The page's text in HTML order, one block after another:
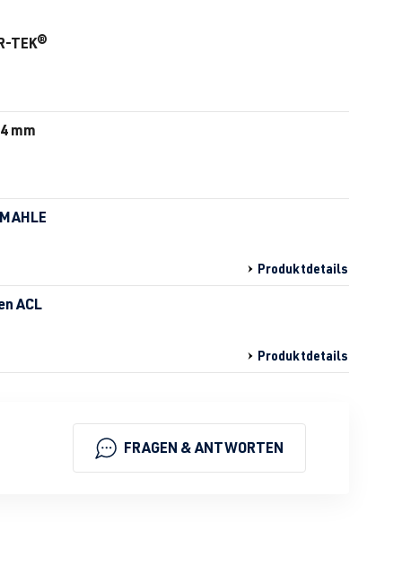
TEK®
mm
Produktdetails
ACL
Produktdetails
FRAGEN & ANTWORTEN